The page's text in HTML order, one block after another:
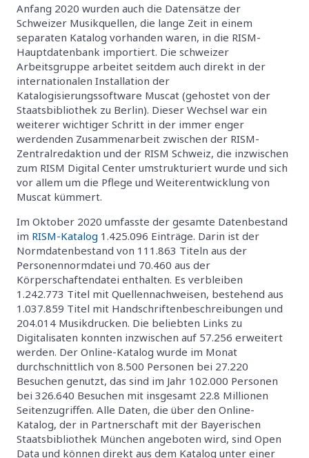
Anfang 2020 wurden auch die Datensätze der
Schweizer Musikquellen, die lange Zeit in einem
separaten Katalog vorhanden waren, in die RISM-
Hauptdatenbank importiert. Die schweizer
Arbeitsgruppe arbeitet seitdem auch direkt in der
internationalen Installation der
Katalogisierungssoftware Muscat (gehostet von der
Staatsbibliothek zu Berlin). Dieser Wechsel war ein
weiterer wichtiger Schritt in der immer enger
werdenden Zusammenarbeit zwischen der RISM-
Zentralredaktion und der RISM Schweiz, die inzwischen
zum RISM Digital Center umstrukturiert wurde und sich
vor allem um die Pflege und Weiterentwicklung von
Muscat kümmert.
Im Oktober 2020 umfasste der gesamte Datenbestand
im RISM-Katalog 1.425.096 Einträge. Darin ist der
Normdatenbestand von 111.863 Titeln aus der
Personennormdatei und 70.460 aus der
Körperschaftendatei enthalten. Es verbleiben
1.242.773 Titel mit Quellennachweisen, bestehend aus
1.037.859 Titel mit Handschriftenbeschreibungen und
204.014 Musikdrucken. Die beliebten Links zu
Digitalisaten konnten inzwischen auf 57.256 erweitert
werden. Der Online-Katalog wurde im Monat
durchschnittlich von 8.500 Personen bei 27.220
Besuchen genutzt, das sind im Jahr 102.000 Personen
bei 326.640 Besuchen mit insgesamt 22.8 Millionen
Seitenzugriffen. Alle Daten, die über den Online-
Katalog, der in Partnerschaft mit der Bayerischen
Staatsbibliothek München angeboten wird, sind Open
Data und können direkt aus dem Katalog unter einer